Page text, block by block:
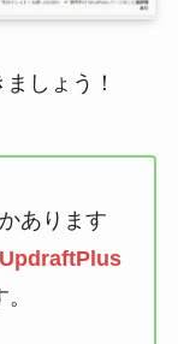
しょう！
あります
UpdraftPlus